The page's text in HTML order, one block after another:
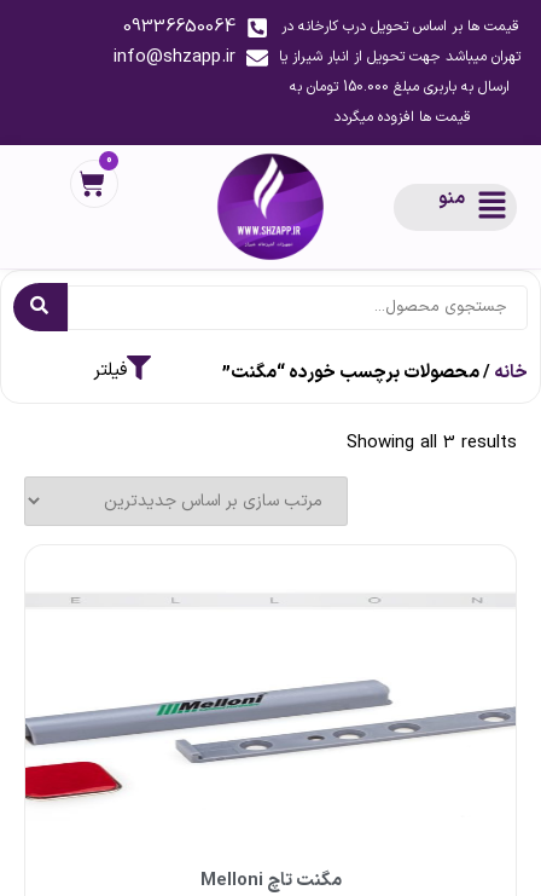
قیمت ها بر اساس تحویل درب کارخانه در
تهران میباشد جهت تحویل از انبار شیراز یا
ارسال به باربری مبلغ 150.000 تومان به
قیمت ها افزوده میگردد
09336650064
info@shzapp.ir
منو
0
خانه/ محصولات برچسب خورده “مگنت”
Showing all 3 results
مگنت تاچ Melloni